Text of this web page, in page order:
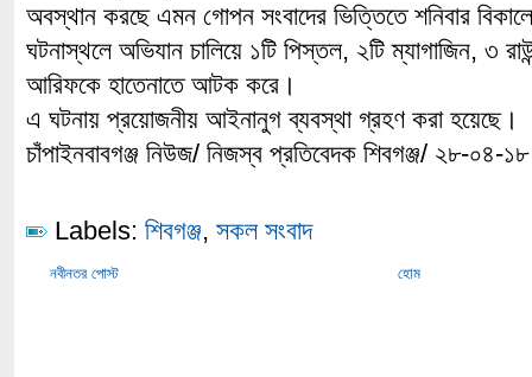
অবস্থান করছে এমন গোপন সংবাদের ভিত্তিতে শনিবার
ঘটনাস্থলে অভিযান চালিয়ে ১টি পিস্তল, ২টি ম্যাগাজিন, ৩
আরিফকে হাতেনাতে আটক করে।
এ ঘটনায় প্রয়োজনীয় আইনানুগ ব্যবস্থা গ্রহণ করা হয়েছে।
চাঁপাইনবাবগঞ্জ নিউজ/ নিজস্ব প্রতিবেদক শিবগঞ্জ/ ২৮-০৪-১৮
Labels: শিবগঞ্জ, সকল সংবাদ
নবীনতর পোস্ট হোম